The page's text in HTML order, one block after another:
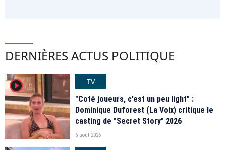
DERNIÈRES ACTUS POLITIQUE
player2
TV
"Coté joueurs, c’est un peu light" :
Dominique Duforest (La Voix) critique le
casting de "Secret Story" 2026
6 août 2026